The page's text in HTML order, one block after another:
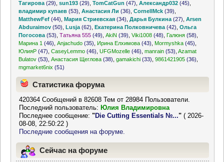
Тагирова (29) ,sun193 (29) ,TomCatGun (47) ,Александр032 (45)
владимир купаев (53) ,Анастасия Ли (36) ,CornellMck (39)
MatthewFef (44) ,Мария Стриевская (34) ,Дарья Булкина (27) ,Arsen
Abduraimov (50) ,Lusja (62) ,Екатерина Полковничева (42) ,Ольга
Погосова (53) ,Татьяна 555 (49) ,AkiN (39) ,Viki1008 (48) Галюня (58)
Марина 1 (46) ,Anjachudo (35) Ирина Елхимова (43) Mormyshka (45)
ЮлияР (47) ,CaseyLemmo (46) ,UFGMozelle (46) ,manrain (53) ,Azamat
Bulatov (53) ,Анастасия Щеглова (38) ,gamakichi (33) ,9861421905 (36)
mgmarket6nix (51)
Статистика форума
420364 Сообщений в 82608 Тем от 28984 Пользователи.
Последний пользователь: Юлия Владимировна
Последнее сообщение:"Die Cutting Essentials №..." ( 2026-
08-08, 22:50:22 )
Последние сообщения на форуме.
Сейчас на форуме